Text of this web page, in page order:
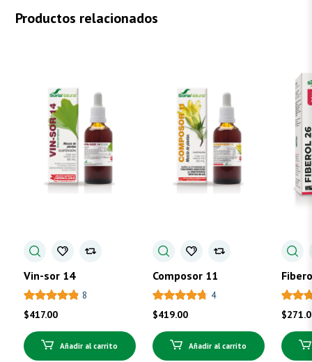
Productos relacionados
Vin-sor 14
8
$417.00
Añadir al carrito
Composor 11
4
$419.00
Añadir al carrito
$